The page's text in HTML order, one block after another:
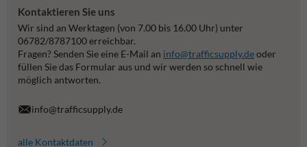
Kontaktieren Sie uns
Wir sind an Werktagen (von 7.00 bis 16.00 Uhr) unter
06782/8787100 erreichbar.
Fragen? Senden Sie eine E-Mail an info@trafficsupply.deoder
füllen Sie das Formular aus und wir werden so schnell wie
möglich antworten.
info@trafficsupply.de
alle Kontaktdaten